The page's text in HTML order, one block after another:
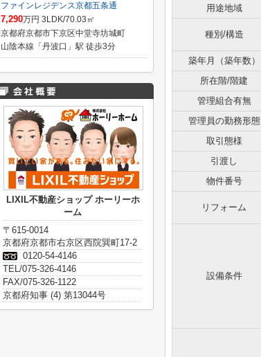
用途地域
種別/構造
築年月（築年数）
所在階/階建
管理組合有無
管理員の勤務形態
取引態様
引渡し
物件番号
リフォーム
設備条件
ファインレジデンス京都五条通
7,290万円 3LDK/70.03㎡
京都府京都市下京区中堂寺坊城町
山陰本線「丹波口」駅 徒歩3分
LIXIL不動産ショップ ホーリーホ
ーム
〒615-0014
京都府京都市右京区西院巽町17-2
0120-54-4146
TEL/075-326-4146
FAX/075-326-1122
京都府知事 (4) 第13044号